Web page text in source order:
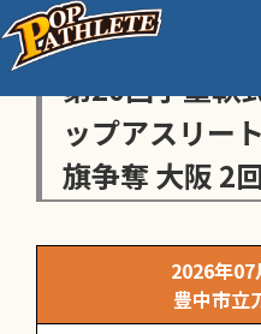
センス・トラ
第20回学童軟
ップアスリー
旗争奪 大阪 2
2026年
豊中市立